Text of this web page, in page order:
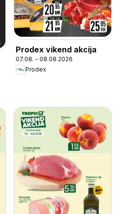
Prodex vikend akcija
07.08. - 08.08.2026
Prodex